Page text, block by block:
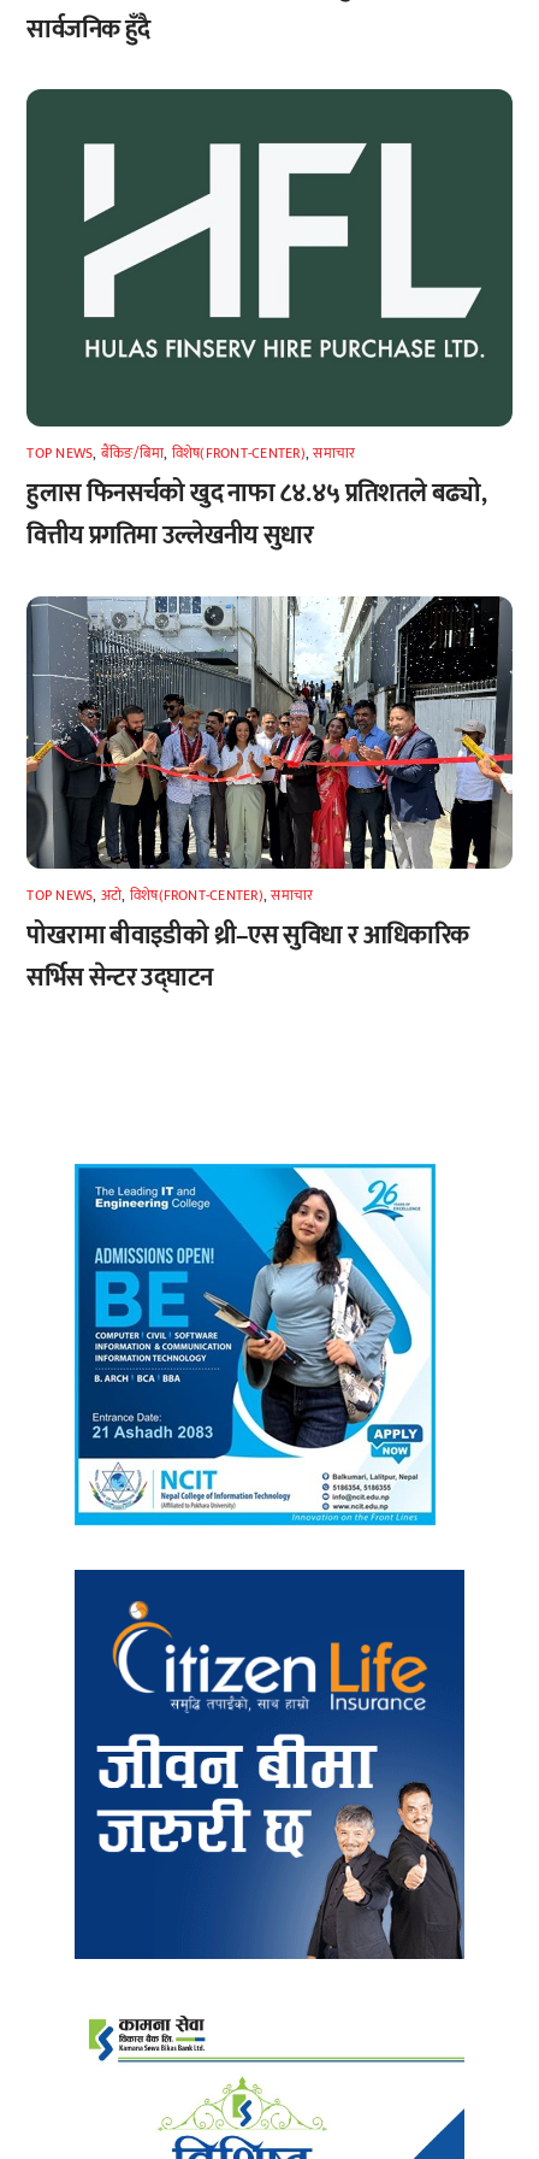
सार्वजनिक हुँदै
TOP NEWS, बैंकिङ/बिमा, विशेष(FRONT-CENTER),समाचार
हुलास फिनसर्चको खुद नाफा ८४.४५ प्रतिशतले बढ्यो,
वित्तीय प्रगतिमा उल्लेखनीय सुधार
TOP NEWS, अटाे, विशेष(FRONT-CENTER),समाचार
पोखरामा बीवाइडीको थ्री–एस सुविधा र आधिकारिक
सर्भिस सेन्टर उद्घाटन